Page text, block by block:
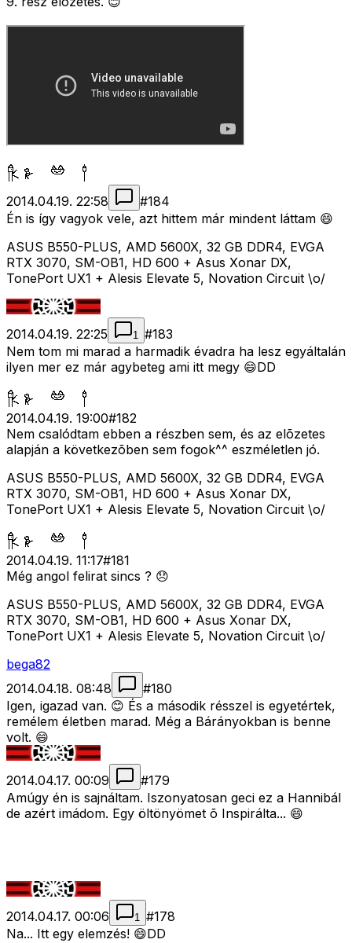
2014.04.19. 22:58 #184
Én is így vagyok vele, azt hittem már mindent láttam 😄
ASUS B550-PLUS, AMD 5600X, 32 GB DDR4, EVGA
RTX 3070, SM-OB1, HD 600 + Asus Xonar DX,
TonePort UX1 + Alesis Elevate 5, Novation Circuit \o/
2014.04.19. 22:25 1 #183
Nem tom mi marad a harmadik évadra ha lesz egyáltalán
ilyen mer ez már agybeteg ami itt megy 😄DD
2014.04.19. 19:00#182
Nem csalódtam ebben a részben sem, és az elõzetes
alapján a következõben sem fogok^^ eszméletlen jó.
ASUS B550-PLUS, AMD 5600X, 32 GB DDR4, EVGA
RTX 3070, SM-OB1, HD 600 + Asus Xonar DX,
TonePort UX1 + Alesis Elevate 5, Novation Circuit \o/
2014.04.19. 11:17#181
Még angol felirat sincs ? 😞
ASUS B550-PLUS, AMD 5600X, 32 GB DDR4, EVGA
RTX 3070, SM-OB1, HD 600 + Asus Xonar DX,
TonePort UX1 + Alesis Elevate 5, Novation Circuit \o/
bega82
2014.04.18. 08:48
#180
Igen, igazad van. 😊 És a második résszel is egyetértek,
remélem életben marad. Még a Bárányokban is benne
volt. 😄
2014.04.17. 00:09 #179
Amúgy én is sajnáltam. Iszonyatosan geci ez a Hannibál
de azért imádom. Egy öltönyömet õ Inspirálta... 😄
2014.04.17. 00:06 1 #178
Na... Itt egy elemzés! 😄DD